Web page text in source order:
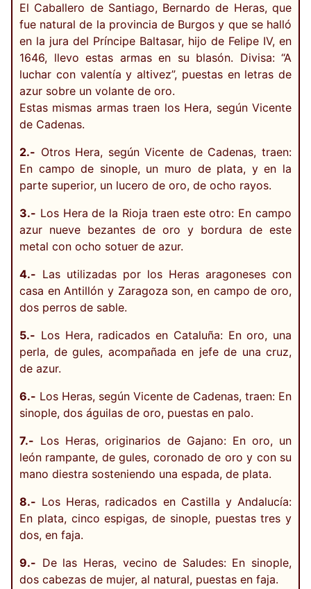
El Caballero de Santiago, Bernardo de Heras, que
fue natural de la provincia de Burgos y que se halló
en la jura del Príncipe Baltasar, hijo de Felipe IV, en
1646, llevo estas armas en su blasón. Divisa: “A
luchar con valentía y altivez”, puestas en letras de
azur sobre un volante de oro.
Estas mismas armas traen los Hera, según Vicente
de Cadenas.
2.- Otros Hera, según Vicente de Cadenas, traen:
En campo de sinople, un muro de plata, y en la
parte superior, un lucero de oro, de ocho rayos.
3.- Los Hera de la Rioja traen este otro: En campo
azur nueve bezantes de oro y bordura de este
metal con ocho sotuer de azur.
4.- Las utilizadas por los Heras aragoneses con
casa en Antillón y Zaragoza son, en campo de oro,
dos perros de sable.
5.- Los Hera, radicados en Cataluña: En oro, una
perla, de gules, acompañada en jefe de una cruz,
de azur.
6.- Los Heras, según Vicente de Cadenas, traen: En
sinople, dos águilas de oro, puestas en palo.
7.- Los Heras, originarios de Gajano: En oro, un
león rampante, de gules, coronado de oro y con su
mano diestra sosteniendo una espada, de plata.
8.- Los Heras, radicados en Castilla y Andalucía:
En plata, cinco espigas, de sinople, puestas tres y
dos, en faja.
9.- De las Heras, vecino de Saludes: En sinople,
dos cabezas de mujer, al natural, puestas en faja.